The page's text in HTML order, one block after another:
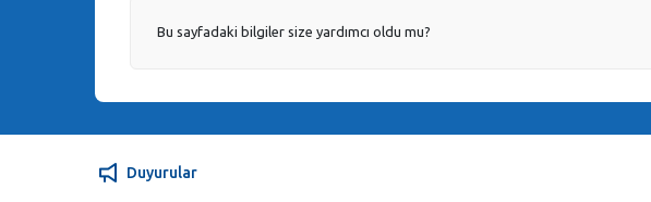
Bu sayfadaki bilgiler size yardımcı oldu mu?
Duyurular